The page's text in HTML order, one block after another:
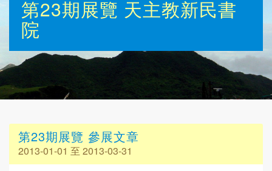
第23期展覽 天主教新民書
院
第23期展覽 參展文章
2013-01-01 至 2013-03-31